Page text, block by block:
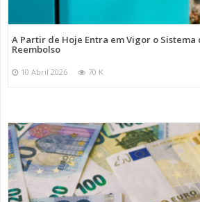
A Partir de Hoje Entra em Vigor o Sistema
Reembolso
10 Abril 2026 70 K